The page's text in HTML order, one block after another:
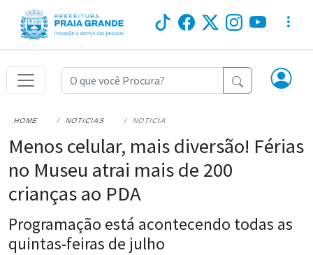
HOME NOTICIAS NOTICIA
Menos celular, mais diversão! Férias
no Museu atrai mais de 200
crianças ao PDA
Programação está acontecendo todas as
quintas-feiras de julho